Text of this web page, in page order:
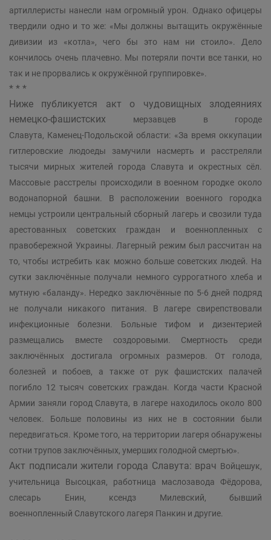
артиллеристы нанесли нам огромный урон. Однако офицеры
твердили одно и то же: «Мы должны вытащить окружённые
дивизии из «котла», чего бы это нам ни стоило». Дело
кончилось очень плачевно. Мы потеряли почти все танки, но
так и не прорвались к окружённой группировке».
* * *
Ниже публикуется акт о чудовищных злодеяниях
немецко-фашистских
мерзавцев в городе
Славута, Каменец-Подольской области: «За время оккупации
гитлеровские людоеды замучили насмерть и расстреляли
тысячи мирных жителей города Славута и окрестных сёл.
Массовые расстрелы происходили в военном городке около
водонапорной башни. В расположении военного городка
немцы устроили центральный сборный лагерь и свозили туда
арестованных советских граждан и военнопленных с
правобережной Украины. Лагерный режим был рассчитан на
то, чтобы истребить как можно больше советских людей. На
сутки заключённые получали немного суррогатного хлеба и
мутную «баланду». Нередко заключённые по 5-6 дней подряд
не получали никакого питания. В лагере свирепствовали
инфекционные болезни. Больные тифом и дизентерией
размещались вместе создоровыми. Смертность среди
заключённых достигала огромных размеров. От голода,
болезней и побоев, а также от рук фашистских палачей
погибло 12 тысяч советских граждан. Когда части Красной
Армии заняли город Славута, в лагере находилось около 800
человек. Больше половины из них не в состоянии были
передвигаться. Кроме того, на территории лагеря обнаружены
сотни трупов заключённых, умерших голодной смертью».
Акт подписали жители города Славута: врач Войцешук,
учительница Высоцкая, работница маслозавода Фёдорова,
слесарь Енин, ксендз Милевский, бывший
военнопленный Славутского лагеря Панкин и другие.